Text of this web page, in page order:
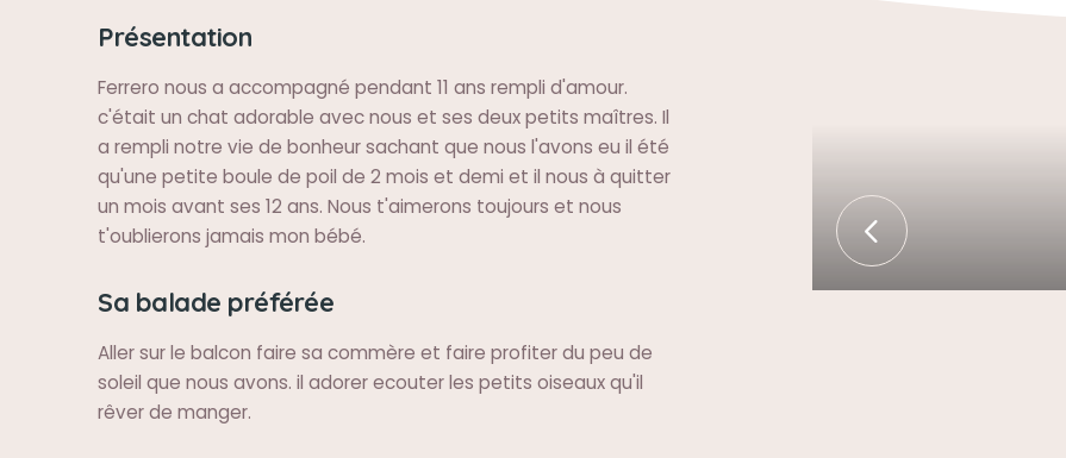
Présentation
Ferrero nous a accompagné pendant 11 ans rempli d'amour.
c'était un chat adorable avec nous et ses deux petits maîtres. Il
a rempli notre vie de bonheur sachant que nous l'avons eu il été
qu'une petite boule de poil de 2 mois et demi et il nous à quitter
un mois avant ses 12 ans. Nous t'aimerons toujours et nous
t'oublierons jamais mon bébé.
Sa balade préférée
Aller sur le balcon faire sa commère et faire profiter du peu de
soleil que nous avons. il adorer ecouter les petits oiseaux qu'il
rêver de manger.